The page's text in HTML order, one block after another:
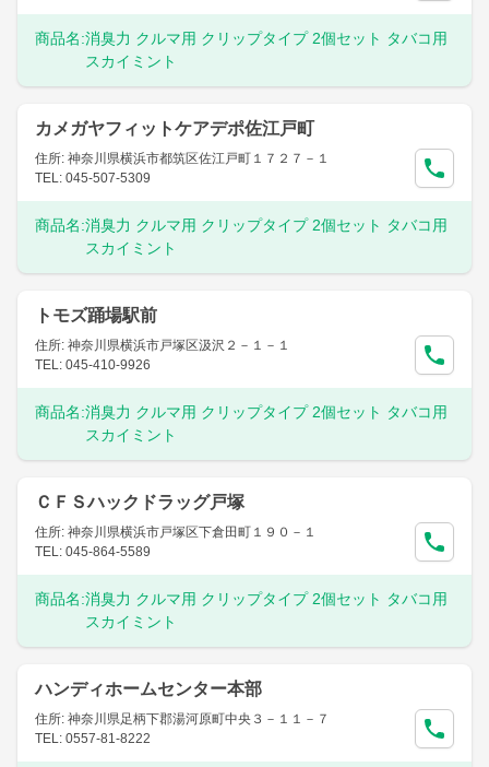
商品名:消臭力 クルマ用 クリップタイプ 2個セット タバコ用
スカイミント
カメガヤフィットケアデポ佐江戸町
住所: 神奈川県横浜市都筑区佐江戸町１７２７－１
TEL: 045-507-5309
商品名:消臭力 クルマ用 クリップタイプ 2個セット タバコ用
スカイミント
トモズ踊場駅前
住所: 神奈川県横浜市戸塚区汲沢２－１－１
TEL: 045-410-9926
商品名:消臭力 クルマ用 クリップタイプ 2個セット タバコ用
スカイミント
ＣＦＳハックドラッグ戸塚
住所: 神奈川県横浜市戸塚区下倉田町１９０－１
TEL: 045-864-5589
商品名:消臭力 クルマ用 クリップタイプ 2個セット タバコ用
スカイミント
ハンディホームセンター本部
住所: 神奈川県足柄下郡湯河原町中央３－１１－７
TEL: 0557-81-8222